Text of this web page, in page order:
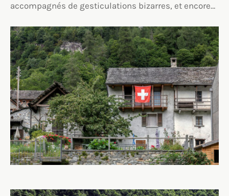
accompagnés de gesticulations bizarres, et encore…